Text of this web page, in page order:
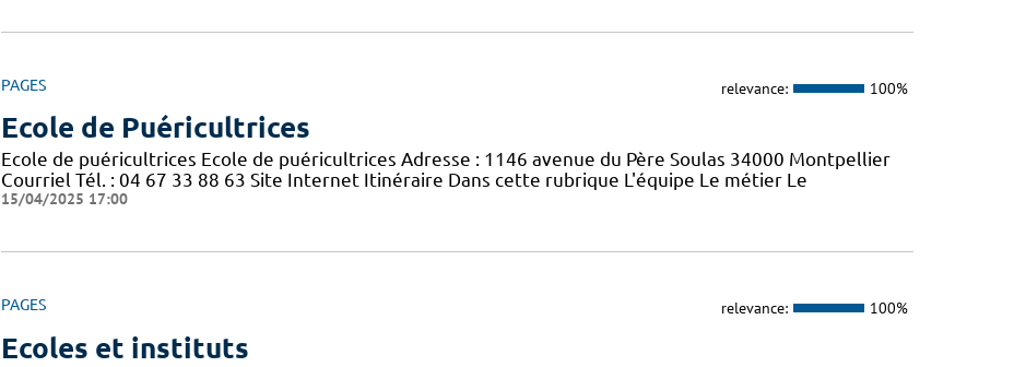
PAGES relevance: 100%
Ecole de Puéricultrices
Ecole de puéricultrices Ecole de puéricultrices Adresse : 1146 avenue du Père Soulas 34000 Montpellier
Courriel Tél. : 04 67 33 88 63 Site Internet Itinéraire Dans cette rubrique L'équipe Le métier Le
15/04/2025 17:00
PAGES relevance: 100%
Ecoles et instituts